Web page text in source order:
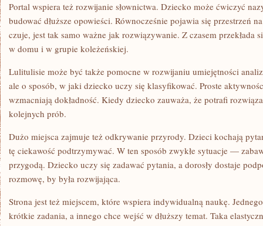
Portal wspiera też rozwijanie słownictwa. Dziecko może ćwiczyć
budować dłuższe opowieści. Równocześnie pojawia się przestrzeń
czuje, jest tak samo ważne jak rozwiązywanie. Z czasem przekłada
w domu i w grupie koleżeńskiej.
Lulitulisie może być także pomocne w rozwijaniu umiejętności
ale o sposób, w jaki dziecko uczy się klasyfikować. Proste
wzmacniają dokładność. Kiedy dziecko zauważa, że potrafi
kolejnych prób.
Dużo miejsca zajmuje też odkrywanie przyrody. Dzieci kochają
tę ciekawość podtrzymywać. W ten sposób zwykłe sytuacje —
przygodą. Dziecko uczy się zadawać pytania, a dorosły dostaje
rozmowę, by była rozwijająca.
Strona jest też miejscem, które wspiera indywidualną naukę.
krótkie zadania, a innego chce wejść w dłuższy temat. Taka